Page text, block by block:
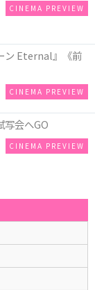
CINEMA PREVIEW
ン Eternal』《前
CINEMA PREVIEW
写会へGO
CINEMA PREVIEW